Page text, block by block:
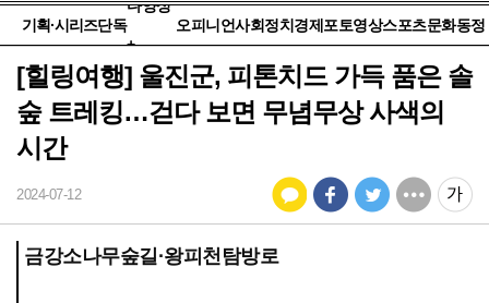
기획·시리즈단독
다양성
+
오피니언사회정치 경제 포토영상스포츠문화동정
[힐링여행] 울진군, 피톤치드 가득 품은 솔
숲 트레킹…걷다 보면 무념무상 사색의
시간
2024-07-12
금강소나무숲길·왕피천탐방로